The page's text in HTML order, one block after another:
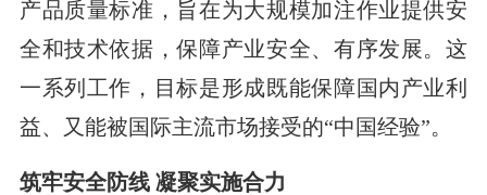
产品质量标准，旨在为大规模加注作业提供安
全和技术依据，保障产业安全、有序发展。这
一系列工作，目标是形成既能保障国内产业利
益、又能被国际主流市场接受的“中国经验”。
筑牢安全防线 凝聚实施合力